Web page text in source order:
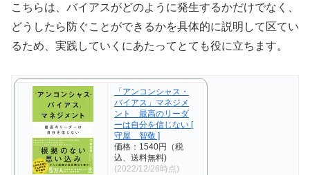
こちらは、バイアスがどのように発生するかだけでなく、
どうしたら防ぐことができるかを具体的に説明して区てい
るため、実践していくにあたってとても役に立ちます。
「アンコンシャス・
バイアス」マネジメ
ント 最高のリーダ
ーは自分を信じない [
守屋 智敬 ]
価格：1540円（税
込、送料無料)
(2022/12/26時点)